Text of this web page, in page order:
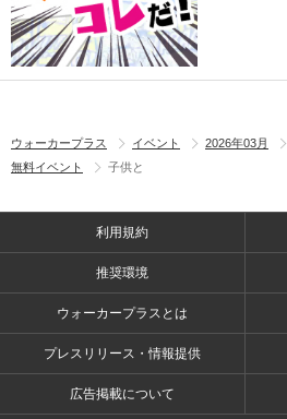
ウォーカープラス イベント 2026年03月
無料イベント
子供と
利用規約
推奨環境
ウォーカープラスとは
プレスリリース・情報提供
広告掲載について